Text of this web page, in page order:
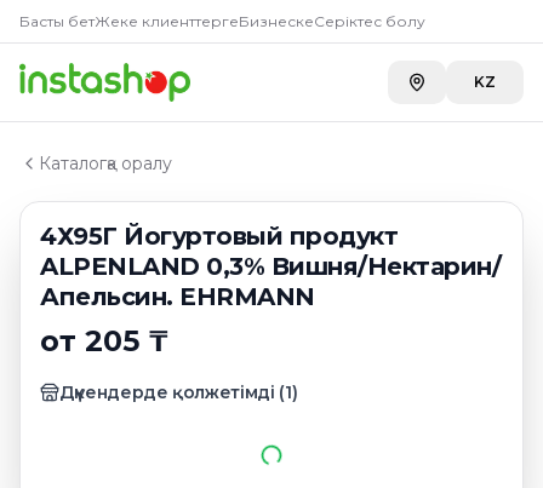
Басты бетЖеке клиенттергеБизнескеСеріктес болу
KZ
Каталогқа оралу
4Х95Г Йогуртовый продукт
ALPENLAND 0,3% Вишня/Нектарин/
Апельсин. EHRMANN
от 205 ₸
Дүкендерде қолжетімді (1)
Главная
Каталог
Йогурты традиционные
4Х95Г Йогуртовый продукт ALPENLAND 0,3%